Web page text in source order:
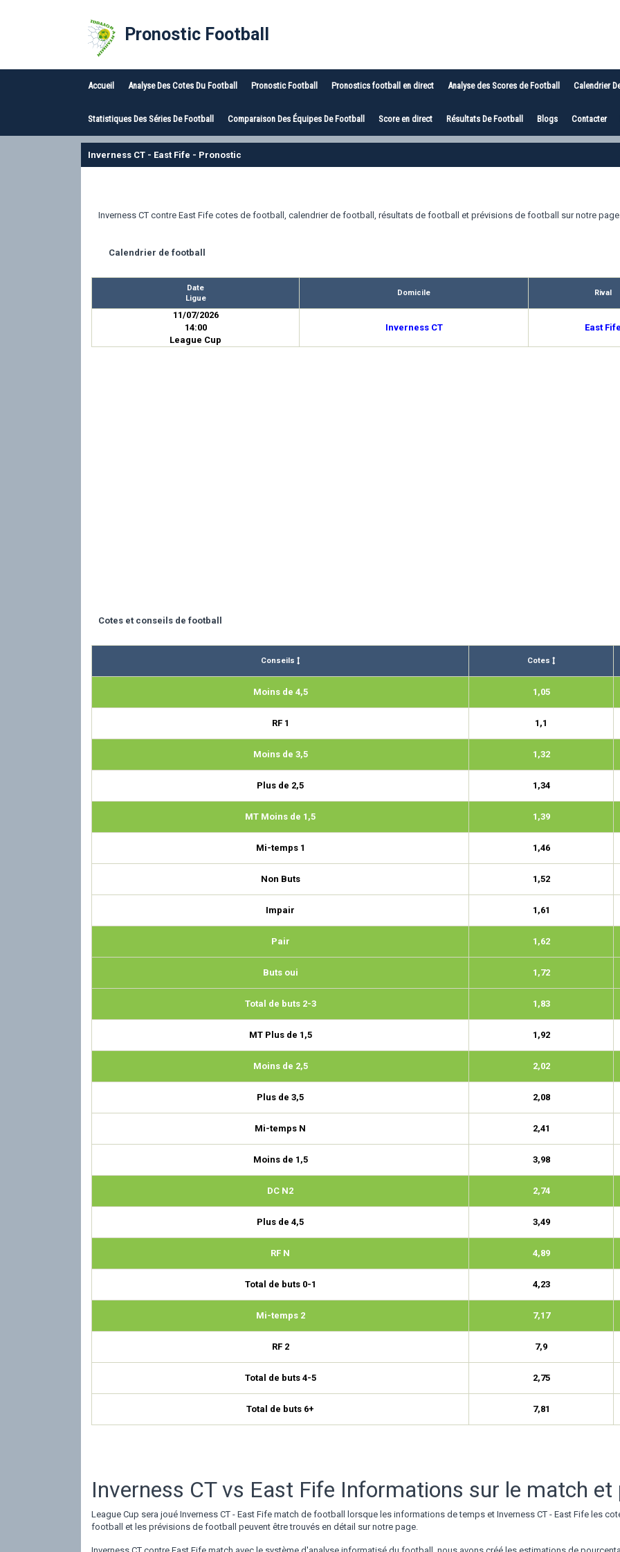
Pronostic Football
Accueil Analyse Des Cotes Du Football Pronostic Football Pronostics football en direct Analyse des Scores de Football Calendrier
Statistiques Des Séries De Football Comparaison Des Équipes De Football Score en direct Résultats De Football Blogs Contacter
Inverness CT - East Fife - Pronostic
Inverness CT contre East Fife cotes de football, calendrier de football, résultats de football et prévisions de football sur notre
Calendrier de football
Date
Ligue
Domicile Rival
11/07/2026
14:00
League Cup
Inverness CT East Fife
Cotes et conseils de football
Conseils Cotes
Moins de 4,5 1,05
RF 1 1,1
Moins de 3,5 1,32
Plus de 2,5 1,34
MT Moins de 1,5 1,39
Mi-temps 1 1,46
Non Buts 1,52
Impair 1,61
Pair 1,62
Buts oui 1,72
Total de buts 2-3 1,83
MT Plus de 1,5 1,92
Moins de 2,5 2,02
Plus de 3,5 2,08
Mi-temps N 2,41
Moins de 1,5 3,98
DC N2 2,74
Plus de 4,5 3,49
RF N 4,89
Total de buts 0-1 4,23
Mi-temps 2 7,17
RF 2 7,9
Total de buts 4-5 2,75
Total de buts 6+ 7,81
Inverness CT vs East Fife Informations sur le match
League Cup sera joué Inverness CT - East Fife match de football lorsque les informations de temps et Inverness CT - East Fife les
football et les prévisions de football peuvent être trouvés en détail sur notre page.